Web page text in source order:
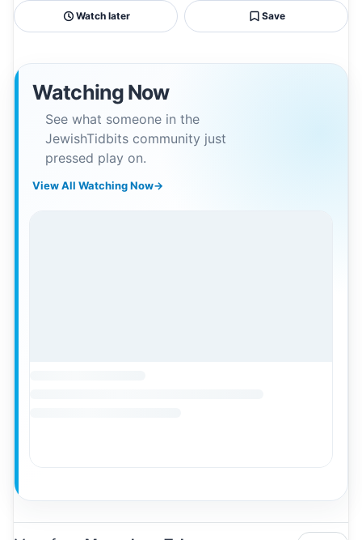
Watch later Save
Watching Now
See what someone in the
JewishTidbits community just
pressed play on.
View All Watching Now→